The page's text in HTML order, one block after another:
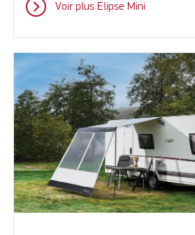
Voir plus Elipse Mini